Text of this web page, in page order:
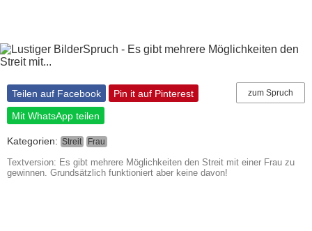
zum Spruch
Teilen auf Facebook
Pin it auf Pinterest
Mit WhatsApp teilen
Kategorien: Streit Frau
Textversion: Es gibt mehrere Möglichkeiten den Streit mit einer Frau zu
gewinnen. Grundsätzlich funktioniert aber keine davon!